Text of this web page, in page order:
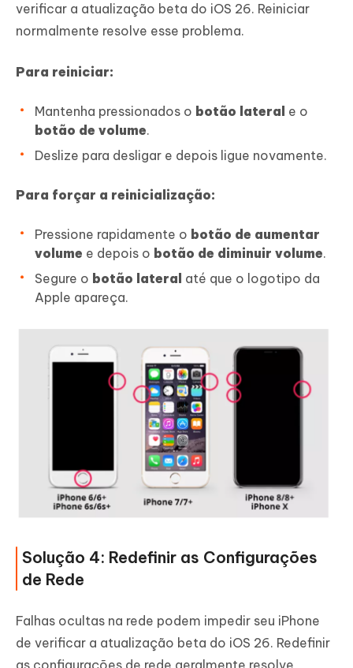
verificar a atualização beta do iOS 26. Reiniciar
normalmente resolve esse problema.
Para reiniciar:
Mantenha pressionados o botão lateral e o
botão de volume.
Deslize para desligar e depois ligue novamente.
Para forçar a reinicialização:
Pressione rapidamente o botão de aumentar
volume e depois o botão de diminuir volume.
Segure o botão lateral até que o logotipo da
Apple apareça.
Solução 4: Redefinir as Configurações
de Rede
Falhas ocultas na rede podem impedir seu iPhone
de verificar a atualização beta do iOS 26. Redefinir
as configurações de rede geralmente resolve